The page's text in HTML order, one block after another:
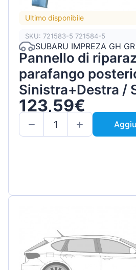
Ultimo disponibile
SKU: 721583-5 721584-5
SUBARU IMPREZA GH
Pannello di
parafango
Sinistra+Destra /
123,59€